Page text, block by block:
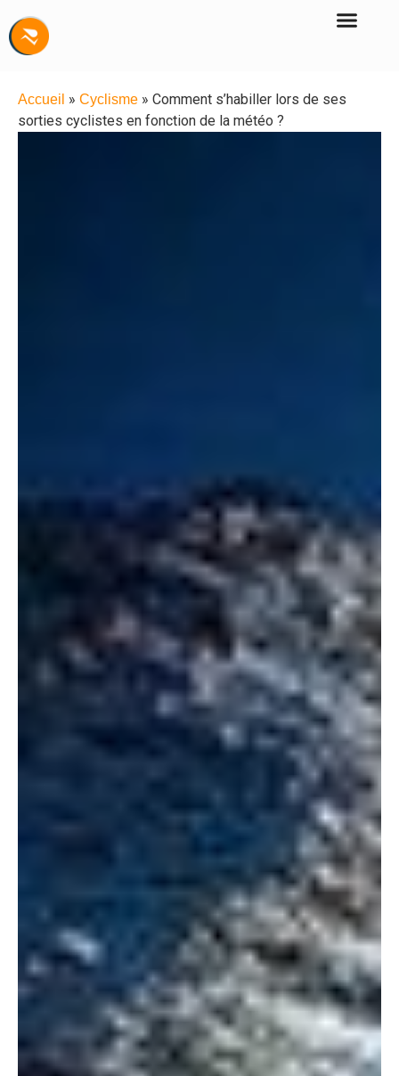
Accueil » Cyclisme » Comment s’habiller lors de ses
sorties cyclistes en fonction de la météo ?